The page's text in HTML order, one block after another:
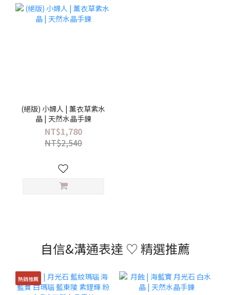
(絕版) 小婦人 | 薰衣草紫水
晶 | 天然水晶手鍊
NT$1,780
NT$2,540
自信&溝通表達 ♡ 精選推薦
熱銷推薦